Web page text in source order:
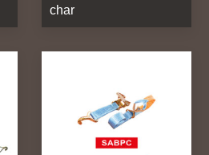
char